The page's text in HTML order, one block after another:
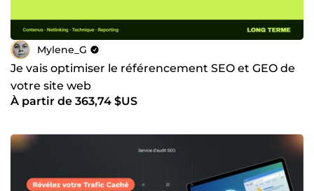
Mylene_G
Je vais optimiser le référencement SEO et GEO de
votre site web
À partir de 363,74 $US